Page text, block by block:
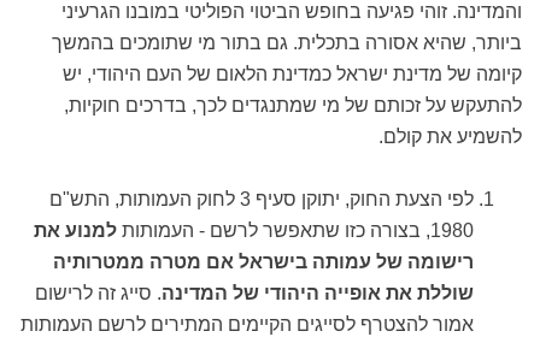
והמדינה. זוהי פגיעה בחופש הביטוי הפוליטי במובנו הגרעיני
ביותר, שהיא אסורה בתכלית. גם בתור מי שתומכים בהמשך
קיומה של מדינת ישראל כמדינת הלאום של העם היהודי, יש
להתעקש על זכותם של מי שמתנגדים לכך, בדרכים חוקיות,
להשמיע את קולם.
לפי הצעת החוק, יתוקן סעיף 3 לחוק העמותות, התש"ם
1980, בצורה כזו שתאפשר לרשם - העמותות
למנוע את
רישומה של עמותה בישראל אם מטרה ממטרותיה
שוללת את אופייה היהודי של המדינה. סייג זה לרישום
אמור להצטרף לסייגים הקיימים המתירים לרשם העמותות